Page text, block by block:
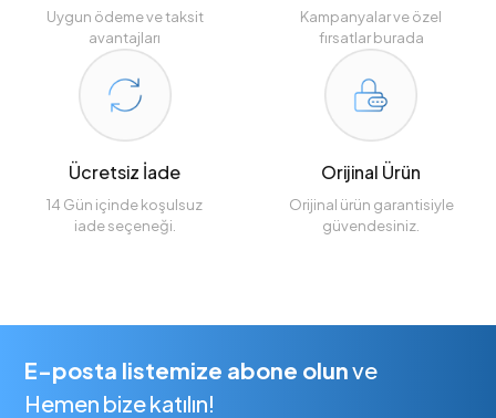
Uygun ödeme ve taksit
avantajları
Kampanyalar ve özel
fırsatlar burada
Ücretsiz İade
14 Gün içinde koşulsuz
iade seçeneği.
Orijinal Ürün
Orijinal ürün garantisiyle
güvendesiniz.
E-posta listemize abone olunve
Hemen bize katılın!